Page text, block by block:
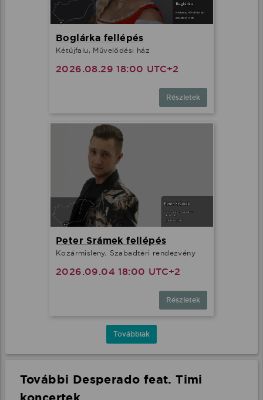
Boglárka fellépés
Kétújfalu, Művelődési ház
2026.08.29 18:00 UTC+2
Részletek
Peter Srámek fellépés
Kozármisleny, Szabadtéri rendezvény
2026.09.04 18:00 UTC+2
Részletek
Továbbiak
További Desperado feat. Timi